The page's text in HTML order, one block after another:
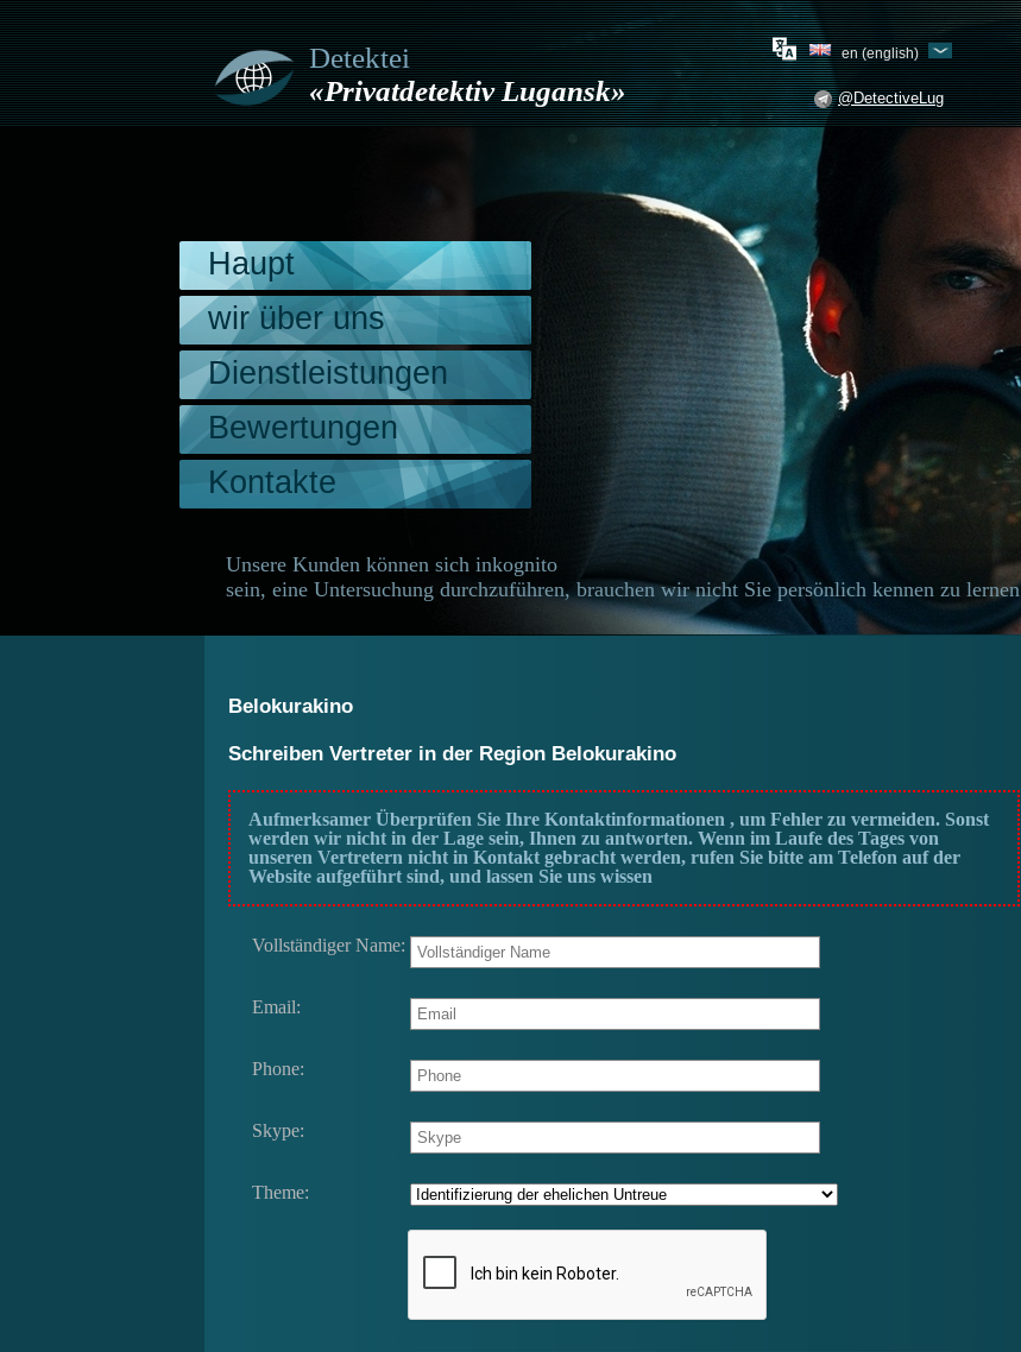
en (english)
@DetectiveLug
Detektei
«Privatdetektiv Lugansk»
Haupt
wir über uns
Dienstleistungen
Bewertungen
Kontakte
Unsere Kunden können sich inkognito
sein, eine Untersuchung durchzuführen, brauchen wir nicht Sie persönlich kennen zu lernen
Belokurakino
Schreiben Vertreter in der Region Belokurakino
Aufmerksamer Überprüfen Sie Ihre Kontaktinformationen , um Fehler zu vermeiden. Sonst
werden wir nicht in der Lage sein, Ihnen zu antworten. Wenn im Laufe des Tages von
unseren Vertretern nicht in Kontakt gebracht werden, rufen Sie bitte am Telefon auf der
Website aufgeführt sind, und lassen Sie uns wissen
Vollständiger Name:
Email:
Phone:
Skype:
Theme: